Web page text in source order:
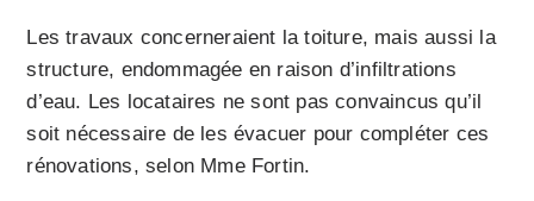
Les travaux concerneraient la toiture, mais aussi la
structure, endommagée en raison d’infiltrations
d’eau. Les locataires ne sont pas convaincus qu’il
soit nécessaire de les évacuer pour compléter ces
rénovations, selon Mme Fortin.